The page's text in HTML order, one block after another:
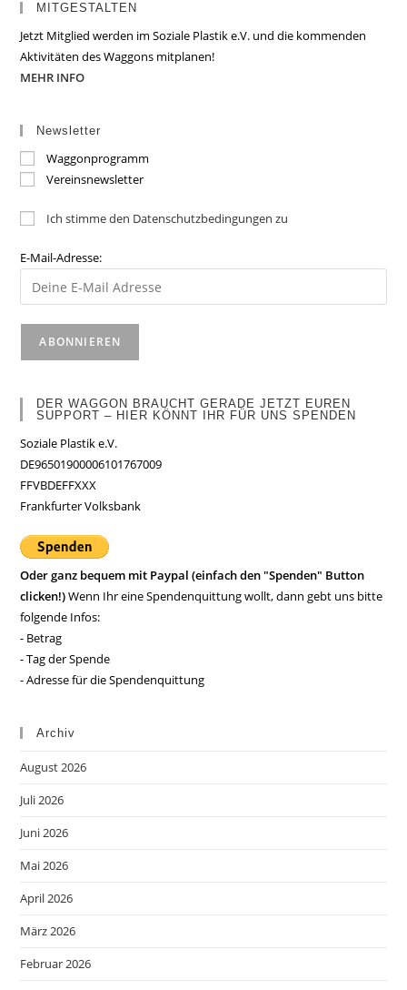
MITGESTALTEN
Jetzt Mitglied werden im Soziale Plastik e.V. und die kommenden
Aktivitäten des Waggons mitplanen!
MEHR INFO
Newsletter
Waggonprogramm
Vereinsnewsletter
Ich stimme den Datenschutzbedingungen zu
E-Mail-Adresse:
DER WAGGON BRAUCHT GERADE JETZT EUREN
SUPPORT – HIER KÖNNT IHR FÜR UNS SPENDEN
Soziale Plastik e.V.
DE96501900006101767009
FFVBDEFFXXX
Frankfurter Volksbank
Oder ganz bequem mit Paypal (einfach den "Spenden" Button
clicken!)Wenn Ihr eine Spendenquittung wollt, dann gebt uns bitte
folgende Infos:
- Betrag
- Tag der Spende
- Adresse für die Spendenquittung
Archiv
August 2026
Juli 2026
Juni 2026
Mai 2026
April 2026
März 2026
Februar 2026